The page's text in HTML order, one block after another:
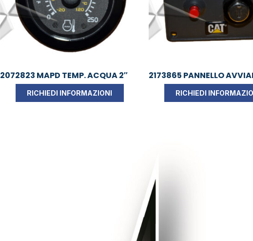
2072823 MAPD TEMP. ACQUA 2″
RICHIEDI INFORMAZIONI
2173865 PANNELLO
RICHIEDI